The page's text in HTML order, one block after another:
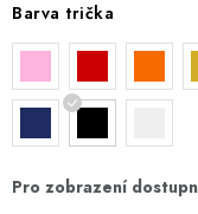
Barva trička